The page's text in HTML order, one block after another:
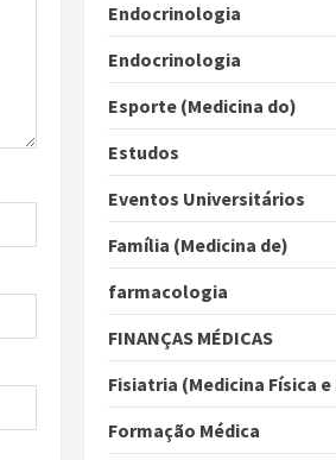
Endocrinologia
Endocrinologia
Esporte (Medicina do)
Estudos
Eventos Universitários
Família (Medicina de)
farmacologia
FINANÇAS MÉDICAS
Fisiatria (Medicina Física
Formação Médica